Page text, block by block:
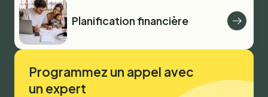
Planification financière
Programmez un appel avec
un expert